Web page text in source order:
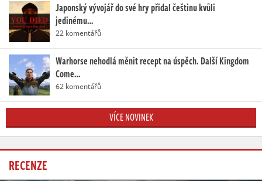
Japonský vývojář do své hry přidal češtinu kvůli
jedinému…
22 komentářů
Warhorse nehodlá měnit recept na úspěch. Další Kingdom
Come…
62 komentářů
VÍCE NOVINEK
RECENZE